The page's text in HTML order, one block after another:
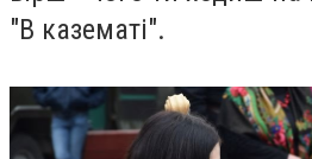
"В казематі".